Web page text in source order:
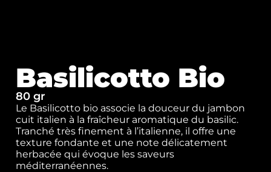
Basilicotto Bio
80 gr
Le Basilicotto bio associe la douceur du jambon
cuit italien à la fraîcheur aromatique du basilic.
Tranché très finement à l’italienne, il offre une
texture fondante et une note délicatement
herbacée qui évoque les saveurs
méditerranéennes.